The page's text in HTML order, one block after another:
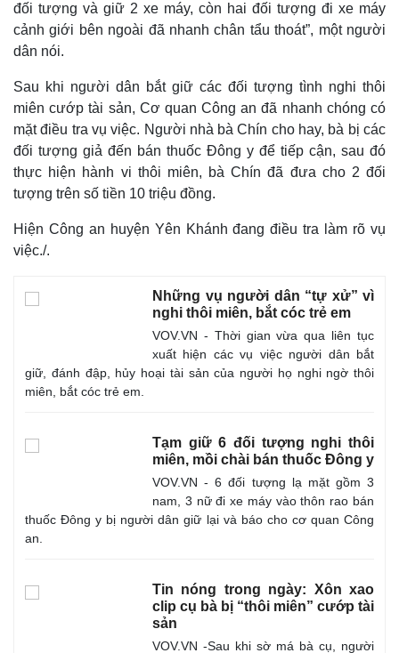
Cuộc sống đó đây
Hồ sơ
Multimedia
Video
Ảnh
đối tượng và giữ 2 xe máy, còn hai đối tượng đi xe máy
cảnh giới bên ngoài đã nhanh chân tẩu thoát”, một người
dân nói.
Sau khi người dân bắt giữ các đối tượng tình nghi thôi
miên cướp tài sản, Cơ quan Công an đã nhanh chóng có
mặt điều tra vụ việc. Người nhà bà Chín cho hay, bà bị các
đối tượng giả đến bán thuốc Đông y để tiếp cận, sau đó
thực hiện hành vi thôi miên, bà Chín đã đưa cho 2 đối
tượng trên số tiền 10 triệu đồng.
Hiện Công an huyện Yên Khánh đang điều tra làm rõ vụ
việc./.
Những vụ người dân “tự xử” vì
nghi thôi miên, bắt cóc trẻ em
VOV.VN - Thời gian vừa qua liên tục
xuất hiện các vụ việc người dân bắt
giữ, đánh đập, hủy hoại tài sản của người họ nghi ngờ thôi
miên, bắt cóc trẻ em.
Tạm giữ 6 đối tượng nghi thôi
miên, mồi chài bán thuốc Đông y
VOV.VN - 6 đối tượng lạ mặt gồm 3
nam, 3 nữ đi xe máy vào thôn rao bán
thuốc Đông y bị người dân giữ lại và báo cho cơ quan Công
an.
Tin nóng trong ngày: Xôn xao
clip cụ bà bị “thôi miên” cướp tài
sản
VOV.VN -Sau khi sờ má bà cụ, người